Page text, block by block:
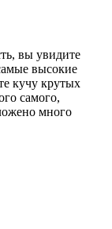
вы увидите
высокие
кучу крутых
самого,
много